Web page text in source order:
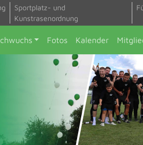
Sportplatz- und
Kunstrasenordnung
Fotos Kalender